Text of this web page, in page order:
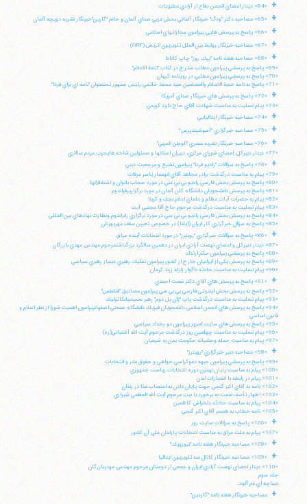
+ «64» ديدار اعضاي انجمن دفاع از آزادي مطبوعات
+ «65» مصاحبه دكتر "ودگ" خبرنگار آلماني بخش غربي صداي آلمان و خانم "گارين"خبرنگار نشريه دويچه آلمان
+ «66» پاسخ به پرسش هايي پيرامون مجازاتهاي اسلامي
+ «67» مصاحبه خبرنگار روابط بين الملل تلويزيون اتريش (ORF)
+
«68» مصاحبه هفته نامه "پيك روز" چاپ كانادا
«69» پاسخ به پرسشي پيرامون مطلب مندرج در كتاب "تتمة الاعلام"
«70» پاسخ به پرسشي پيرامون مطلبي در روزنامه كيهان
«71» پاسخ به نامه حجة الاسلام والمسلمين سيد محمد خاتمي رئيس جمهور تحتعنوان "نامه اي براي فردا"
+
«72» پاسخ به پرسش هاي خبرنگار صداي آمريكا
«73» پيام تسليت به مناسبت شهادت آقاي حاج داود كريمي
+ «74» مصاحبه خبرنگار ايتاليايي
+ «75» مصاحبه خبرگزاري "آسوشيتدپرس"
+
«76» مصاحبه خبرنگار نشريه مصري "الوطن العربي"
«77» ديدار دبيركل، اعضاي شوراي مركزي، دبيران استانها و مسئولين شاخه هايحزب مردم سالاري
+
«78» پاسخ به سؤالات "راديو فردا" پيرامون تشيع و مرجعيت ديني
«79» پيام به مناسبت درگذشت برادر مجاهد آقاي ابوعمار ياسر عرفات
«80» پاسخ به پرسش بخش فارسي راديو بي بي سي در مورد حجاب بانوان و اشتغالآنها
«81» پاسخ به پرسش دانشجويان دانشگاه كلن آلمان در مورد برگزاريرفراندوم
«82» پيام به حضرات آيات عظام و علماي اعلام نجف و كربلا
«83» پيام تسليت به مناسبت درگذشت مرحوم حاج آقا مجتبي آيت
«84» پاسخ به پرسش بخش فارسي راديو بي بي سي در مورد برگزاري رفراندوم ونظارت نهادهاي بين المللي
«85» پاسخ به سؤال خبرگزاري كار ايران (ايلنا) در خصوص تعيين سقف مهريهزنان
+
«86» پاسخ به سؤالات خبرگزاري "رويترز" در مورد انتخابات آينده عراق
«87» ديدار دبيركل و اعضاي نهضت آزادي ايران در دهمين سالگرد بزرگداشتمرحوم مهندس مهدي بازرگان
«88» پاسخ به پرسشي پيرامون حكم ارتداد
«89» پاسخ به پرسش يكي از ايرانيان خارج از كشور پيرامون تفكيك رهبري دينياز رهبري سياسي
«90» پيام تسليت به مناسبت حادثه ناگوار زلزله زرند كرمان
+
«91» پاسخ به پرسش هاي آقاي دكتر نعمت احمدي
«92» پاسخ به پرسش بخش اينترنتي فارسي بي بي سي پيرامون مصاديق "قتلنفس"
«93» پيام تسليت به مناسبت درگذشت پاپ "ژان پل دوم" رهبر مسيحيانكاتوليك
«94» پاسخ به پرسش هاي انجمن اسلامي دانشجويان فيزيك دانشگاه صنعتي اصفهانپيرامون اهميت شورا از نظر اسلام و
قانون اساسي
«95» پاسخ به پرسش هاي سايت امروز پيرامون دو رخداد سياسي
«96» پيام تسليت به مناسبت چهلمين روز درگذشت مرحوم آيت الله آشتياني(ره)
«97» پيام به مناسبت حمله وحشيانه حكومت يمن به شيعيان
+
«98» مصاحبه دبير خبرگزاري "رويترز"
«99» پاسخ به پرسشي پيرامون جبهه دموكراسي خواهي و حقوق بشر و انتخابات
«100» پيام به مناسبت پايان نهمين دوره انتخابات رياست جمهوري
«101» پيام در رابطه با انفجارات لندن
«102» نامه به آقاي اكبر گنجي جهت پايان دادن به اعتصاب غذا در زندان
«103» اظهار تأسف نسبت به برخورد با بيت مرحوم آيت الله العظمي شيرازي
«104» پيام به مناسبت حادثه دلخراش كاظمين
«105» نامه خطاب به همسر آقاي اكبر گنجي
+
«106» پاسخ به سؤالات سايت روز
«107» پيام به ملت عراق به مناسبت انتخابات پارلمان ملي آن كشور
+ «108» مصاحبه خبرنگار هفته نامه "نيوزويك"
+
«109» مصاحبه خبرنگار كانال سه تلويزيون ايتاليا
«110» ديدار اعضاي نهضت آزادي ايران و جمعي از دوستان مرحوم مهندس مهديبازرگان
جلد سوم
ديباچه اي غم آلود:
+ مصاحبه خبرنگار هفته نامه "گاردين"